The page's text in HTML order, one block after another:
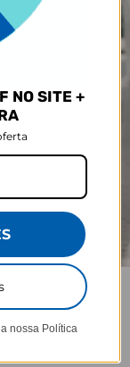
NO SITE +
nossa Política